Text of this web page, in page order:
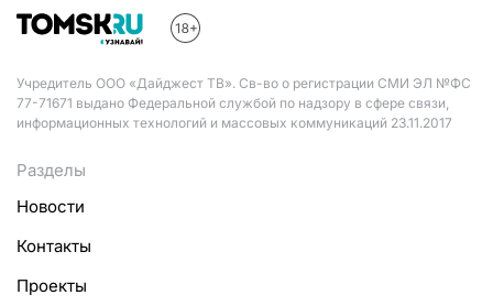
Учредитель ООО «Дайджест ТВ». Св-во о регистрации СМИ ЭЛ №ФС
77-71671 выдано Федеральной службой по надзору в сфере связи,
информационных технологий и массовых коммуникаций 23.11.2017
Разделы
Новости
Контакты
Проекты